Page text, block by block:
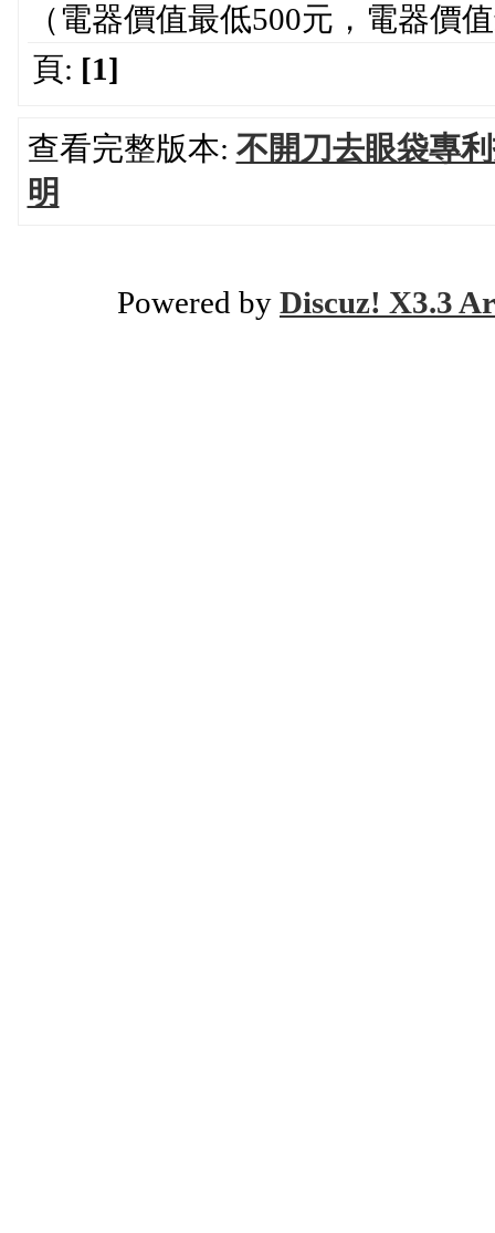
（電器價值最低500元，電器價
頁: [1]
查看完整版本: 不開刀去眼袋專
明
Powered by Discuz! X3.3